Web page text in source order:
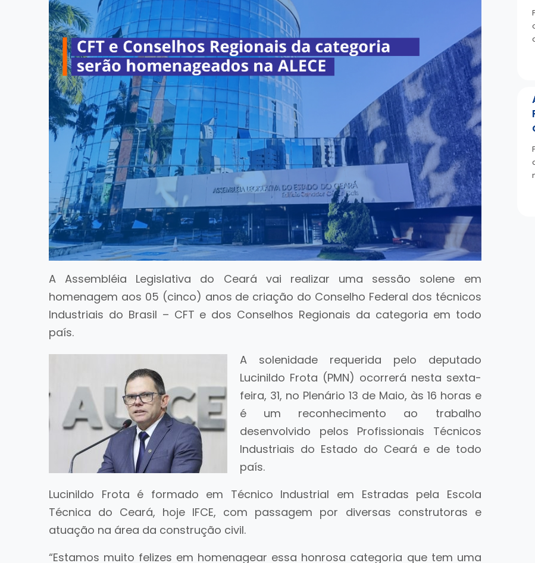
A Assembléia Legislativa do Ceará vai realizar uma sessão solene em
homenagem aos 05 (cinco) anos de criação do Conselho Federal dos técnicos
Industriais do Brasil – CFT e dos Conselhos Regionais da categoria em todo
país.
A solenidade requerida pelo deputado
Lucinildo Frota (PMN) ocorrerá nesta sexta-
feira, 31, no Plenário 13 de Maio, às 16 horas e
é um reconhecimento ao trabalho
desenvolvido pelos Profissionais Técnicos
Industriais do Estado do Ceará e de todo
país.
Lucinildo Frota é formado em Técnico Industrial em Estradas pela Escola
Técnica do Ceará, hoje IFCE, com passagem por diversas construtoras e
atuação na área da construção civil.
“Estamos muito felizes em homenagear essa honrosa categoria que tem uma